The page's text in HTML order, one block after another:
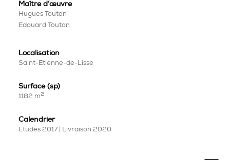
Maîtred’œuvre
Hugues Touton
Edouard Touton
Localisation
Saint-Etienne-de-Lisse
Surface (sp)
1182 m2
Calendrier
Etudes 2017 | Livraison 2020